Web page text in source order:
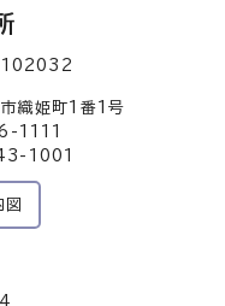
織姫町1番1号
1111
1001
図